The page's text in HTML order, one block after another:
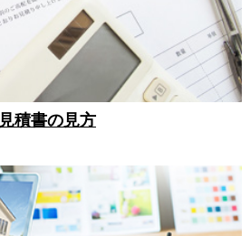
見積書の見方